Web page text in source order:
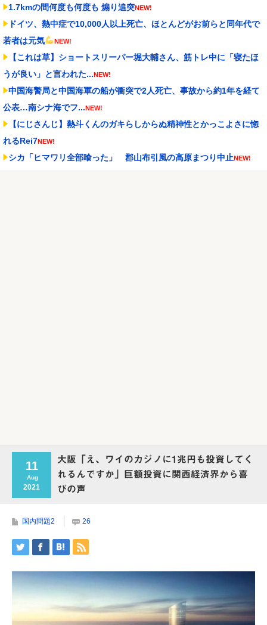
1.7kmの間何度も何度も 煽り追突NEW!
ドイツ、熱中症で10,000人以上死亡、ほとんどがお前らと同年代で
若者は元気
NEW!
【これは草】ショートスリーパー堀大輔さん、筋トレ中に「寝たほ
うが良い」と言われた...NEW!
中国海警局と中国海軍の船が衝突で2人死亡、事故から約1年を経て
公表…南シナ海でフ...NEW!
【にじさんじ】熱斗くんのガキらしからぬ精神性とかっこよさに惚
れるRei7NEW!
シカ「ヒマワリ全部喰った」 郡山布引風の高原まつり中止NEW!
11
Aug
2021
大阪「え、ワイのカジノに1兆円も投資してく
れるんですか」巨額投資に関西経済界から喜
びの声
国内問題2 26